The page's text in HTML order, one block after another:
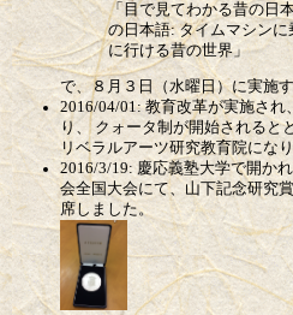
「目で見てわかる昔の日
の日本語: タイムマシンに
に行ける昔の世界」
で、８月３日（水曜日）に実施す
2016/04/01: 教育改革が実施され
り、 クォータ制が開始されると
リベラルアーツ研究教育院になり
2016/3/19: 慶応義塾大学で開か
会全国大会にて、山下記念研究
席しました。